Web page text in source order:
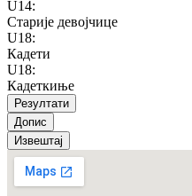
U14:
Старије девојчице
U18:
Кадети
U18:
Кадеткиње
Резултати
Допис
Извештај